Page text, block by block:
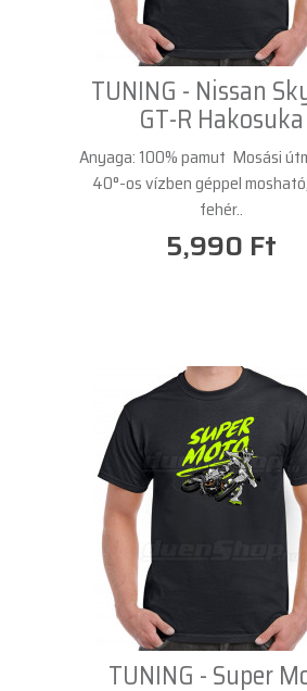
TUNING - Nissan
GT-R Hakosuka
Anyaga: 100% pamut Mosási
40°-os vízben géppel
fehér..
5,990 Ft
TUNING - Super